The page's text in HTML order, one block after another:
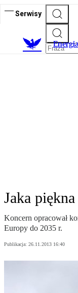
Serwisy
E
Jaka
Koncern opracował
Europy do 2035 r.
Publikacja: 26.11.2013 16:40